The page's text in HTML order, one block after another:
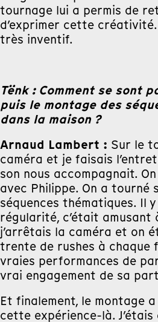
tournage lui a permis de
d’exprimer cette
très inventif.
Tënk : Comment se sont
puis le montage des
dans la maison ?
Arnaud Lambert : Sur le
caméra et je faisais
son nous accompagnait.
avec Philippe. On a tourné
séquences thématiques. Il
régularité, c’était
j’arrêtais la caméra et on
trente de rushes à chaque
vraies performances de
vrai engagement de sa
Et finalement, le montage
cette expérience-là.